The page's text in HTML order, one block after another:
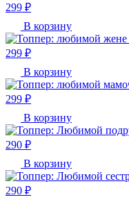
299 ₽
В корзину
299 ₽
В корзину
299 ₽
В корзину
290 ₽
В корзину
290 ₽